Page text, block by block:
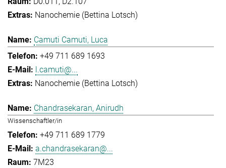
Nanochemie (Bettina Lotsch)
Camuti Camuti, Luca
+49 711 689 1693
l.camuti@...
Nanochemie (Bettina Lotsch)
Chandrasekaran, Anirudh
Wissenschaftler/in
+49 711 689 1779
a.chandrasekaran@...
7M23